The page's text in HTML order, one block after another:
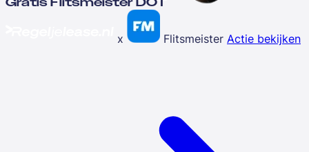
x Flitsmeister Actie bekijken